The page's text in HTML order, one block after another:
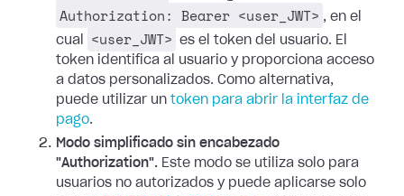
Authorization: Bearer <user_JWT> , en el
cual
<user_JWT>
es el token del usuario. El
token identifica al usuario y proporciona acceso
a datos personalizados. Como alternativa,
puede utilizar un token para abrir la interfaz de
pago.
Modo simplificado sin encabezado
"Authorization". Este modo se utiliza solo para
usuarios no autorizados y puede aplicarse solo